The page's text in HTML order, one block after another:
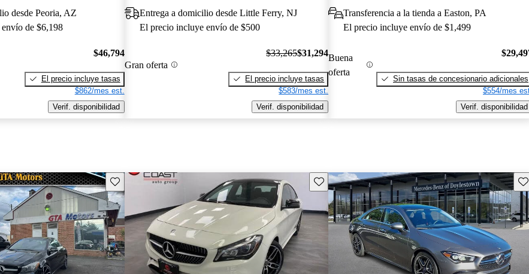
desde Peoria, AZ
de $6,198
$46,794
El precio incluye tasas
$862/mes est.
Verif. disponibilidad
Entrega a domicilio desde Little Ferry, NJ
El precio incluye envío de $500
Gran oferta
$33,265$31,294
El precio incluye tasas
$583/mes est.
Verif. disponibilidad
Transferencia a la tienda a Easton, PA
El precio incluye envío de $1,499
Buena
oferta
Sin tasas de concesionario adicionales
$554/mes
Verif. disponibilidad
Guarda este Aviso Guarda este Aviso